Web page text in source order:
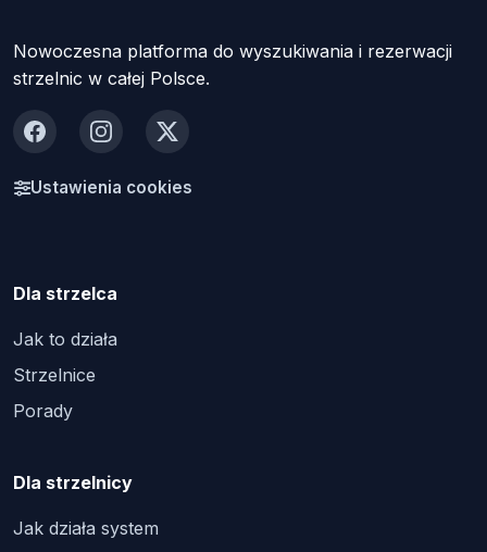
Nowoczesna platforma do wyszukiwania i rezerwacji
strzelnic w całej Polsce.
FacebookInstagram
X
Ustawienia cookies
Dla strzelca
Jak to działa
Strzelnice
Porady
Dla strzelnicy
Jak działa system